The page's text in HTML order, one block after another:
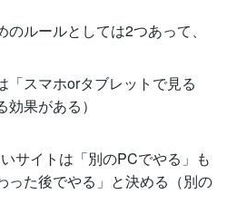
ルールとしては2つあって、
「スマホorタブレットで見る
効果がある）
サイトは「別のPCでやる」も
った後でやる」と決める（別の